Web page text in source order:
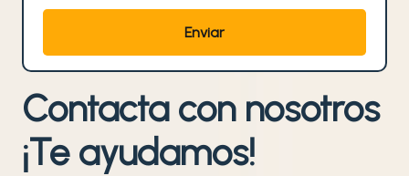
Contacta con nosotros
¡Te ayudamos!